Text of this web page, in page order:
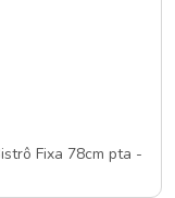
Fixa 78cm pta -